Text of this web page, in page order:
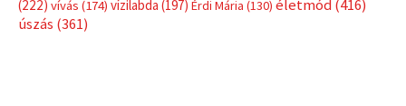
(222) vívás (174) vízilabda (197) Érdi Mária (130) életmód(416)
úszás (361)